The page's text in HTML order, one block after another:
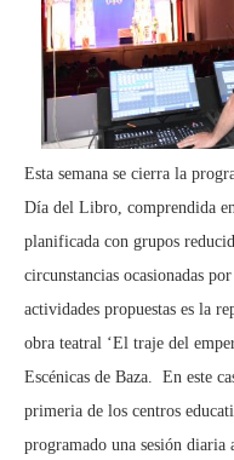
Esta semana se cierra la
Día del Libro, comprendida
planificada con grupos
circunstancias ocasionadas
actividades propuestas es la
obra teatral ‘El traje del
Escénicas de Baza. En este
primeria de los centros
programado una sesión diaria